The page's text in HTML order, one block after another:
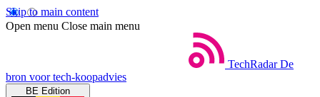
Skip to main content
Open menu Close main menu
TechRadar De
bron voor tech-koopadvies
BE Edition